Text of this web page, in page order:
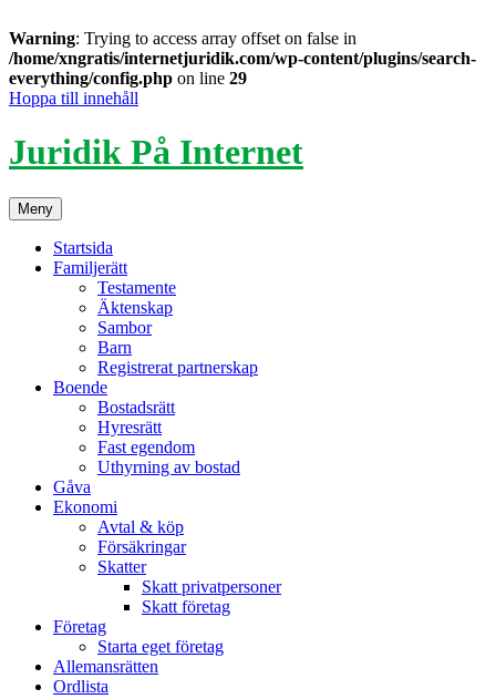
Warning: Trying to access array offset on false in
/home/xngratis/internetjuridik.com/wp-content/plugins/search-
everything/config.php on line 29
Hoppa till innehåll
Juridik På Internet
Meny
Startsida
Familjerätt
Testamente
Äktenskap
Sambor
Barn
Registrerat partnerskap
Boende
Bostadsrätt
Hyresrätt
Fast egendom
Uthyrning av bostad
Gåva
Ekonomi
Avtal & köp
Försäkringar
Skatter
Skatt privatpersoner
Skatt företag
Företag
Starta eget företag
Allemansrätten
Ordlista